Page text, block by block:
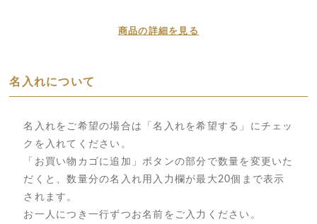
商品の詳細を見る
名入れについて
名入れをご希望の場合は「名入れを希望する」にチェッ
クを入れてください。
「お買い物カゴに追加」ボタンの部分で数量を変更いた
だくと、数量分の名入れ用入力欄が最大20個まで表示
されます。
お一人につき一行ずつお名前をご入力ください。